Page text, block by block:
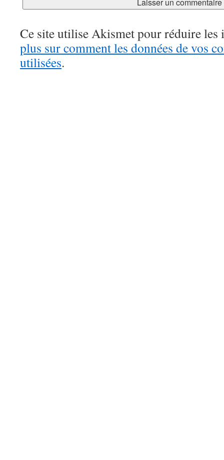
Ce site utilise Akismet pour réduire les
plus sur comment les données de vos
utilisées.